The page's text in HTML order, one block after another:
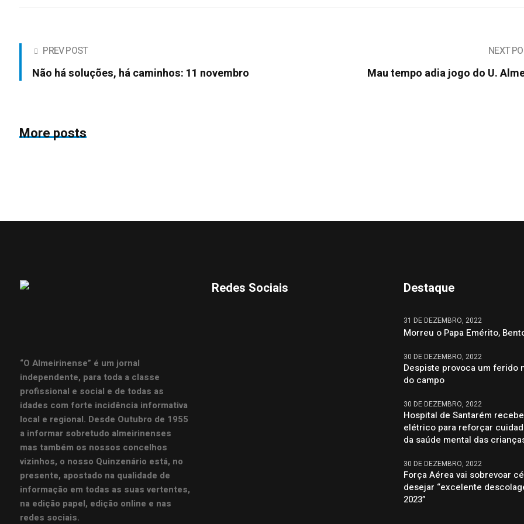
PREV POST
Não há soluções, há caminhos: 11 novembro
NEXT
Mau tempo adia jogo do U.
More posts
“O Almeirinense” é um jornal
independente, para toda a classe
profissional e social e de todas as
idades com forte incidência informativa
local e regional. Desde Outubro de 1955
a informar sobretudo almeirinenses
mas também os nossos concelhos
vizinhos, o nosso Quinzenário está, no
presente, apostado na qualidade de
informação em todas as suas vertentes,
na edição papel, edição online e nas
redes sociais.
Redes Sociais Destaque
31 DE DEZEMBRO, 2022
Morreu o Papa Emérito,
30 DE DEZEMBRO, 2022
Despiste provoca um ferido
do campo
30 DE DEZEMBRO, 2022
Hospital de Santarém
elétrico para reforçar
da saúde mental das
30 DE DEZEMBRO, 2022
Força Aérea vai sobrevoar
desejar “excelente
2023”